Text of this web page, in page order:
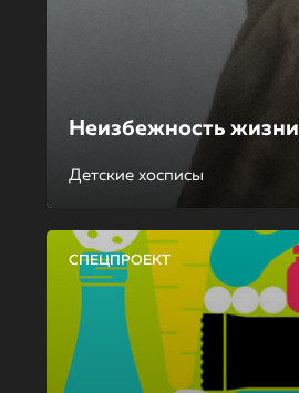
Неизбежность жизни
Детские хосписы
СПЕЦПРОЕКТ